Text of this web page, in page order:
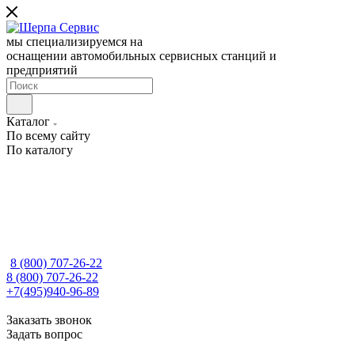
мы специализируемся на
оснащении автомобильных сервисных станций и
предприятий
Каталог
По всему сайту
По каталогу
8 (800) 707-26-22
8 (800) 707-26-22
+7(495)940-96-89
Заказать звонок
Задать вопрос